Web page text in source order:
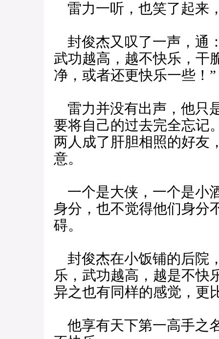
雷力一听，也笑了起来
封俊杰又叹了一声，通
武功越高，越不快乐，干
净，或者还更快乐一些！”
雷力并没有出声，他只
要将自己的过去完全忘记
两人成了肝胆相照的好友
意。
一个是大侠，一个是小
身分，也不觉得他们身分
碍。
封俊杰在小饭铺的后院
乐，武功越高，越是不快
异之也有同样的感觉，更
他享有天下第一高手之